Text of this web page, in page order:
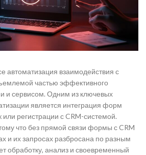
автоматизация взаимодействия с
частью эффективного
и сервисом. Одним из ключевых
является интеграция форм
или регистрации с CRM-системой.
что без прямой связи формы с CRM
и их запросах разбросана по разным
обработку, анализ и своевременный